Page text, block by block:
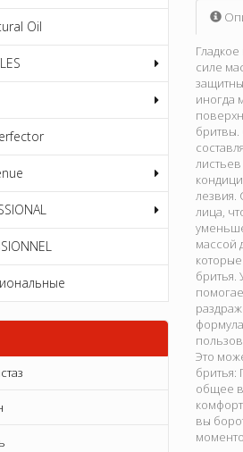
Oil
силе
иногда
бритвы.
лезвия.
лица,
массой
Это
бритья:
общее
вы